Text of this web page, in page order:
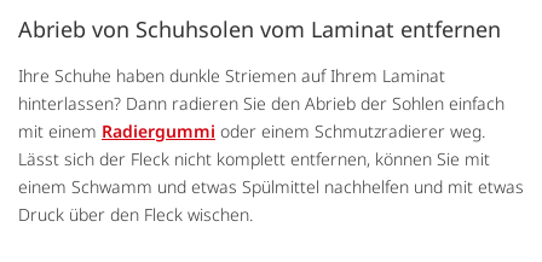
Abrieb von Schuhsolen vom Laminat entfernen
Ihre Schuhe haben dunkle Striemen auf Ihrem Laminat
hinterlassen? Dann radieren Sie den Abrieb der Sohlen einfach
mit einem Radiergummi oder einem Schmutzradierer weg.
Lässt sich der Fleck nicht komplett entfernen, können Sie mit
einem Schwamm und etwas Spülmittel nachhelfen und mit etwas
Druck über den Fleck wischen.